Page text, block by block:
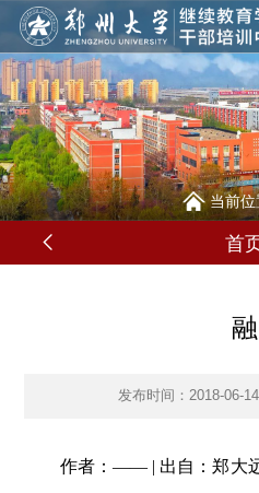
当前
首
融
发布时间：2018-06-14
作者：—— | 出自：郑大